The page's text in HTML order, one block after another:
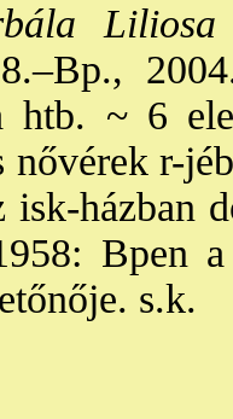
Liliosa
htb. ~ 6
nővérek r-
isk-házban
Bpen
s.k.